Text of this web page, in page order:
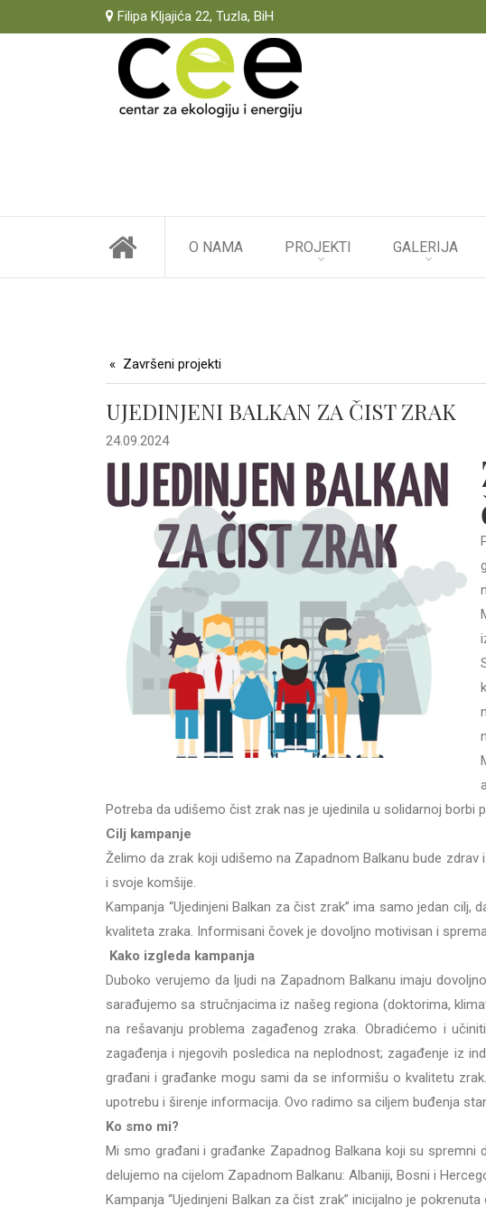
Filipa Kljajića 22, Tuzla, BiH
O NAMA PROJEKTI GALERIJA
Završeni projekti
UJEDINJENI BALKAN ZA ČIST ZRAK
24.09.2024
Potreba da udišemo čist zrak nas je ujedinila u solidarnoj borbi
Cilj kampanje
Želimo da zrak koji udišemo na Zapadnom Balkanu bude
i svoje komšije.
Kampanja “Ujedinjeni Balkan za čist zrak” ima samo jedan
kvaliteta zraka. Informisani čovek je dovoljno motivisan i
Kako izgleda kampanja
Duboko verujemo da ljudi na Zapadnom Balkanu imaju
sarađujemo sa stručnjacima iz našeg regiona (doktorima,
na rešavanju problema zagađenog zraka. Obradićemo i
zagađenja i njegovih posledica na neplodnost; zagađenje iz
građani i građanke mogu sami da se informišu o kvalitetu
upotrebu i širenje informacija. Ovo radimo sa ciljem buđenja
Ko smo mi?
Mi smo građani i građanke Zapadnog Balkana koji su spremni
delujemo na cijelom Zapadnom Balkanu: Albaniji, Bosni i
Kampanja “Ujedinjeni Balkan za čist zrak” inicijalno je